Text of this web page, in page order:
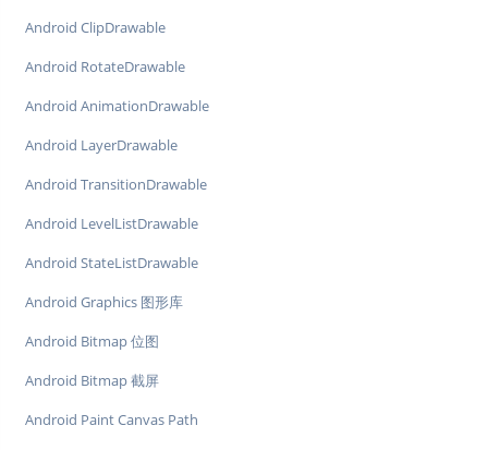
Android ClipDrawable
Android RotateDrawable
Android AnimationDrawable
Android LayerDrawable
Android TransitionDrawable
Android LevelListDrawable
Android StateListDrawable
Android Graphics 图形库
Android Bitmap 位图
Android Bitmap 截屏
Android Paint Canvas Path